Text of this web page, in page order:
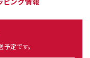
予定です。